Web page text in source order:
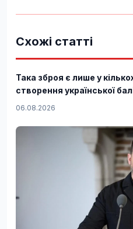
Схожі статті
Така зброя є лише у
створення української
06.08.2026